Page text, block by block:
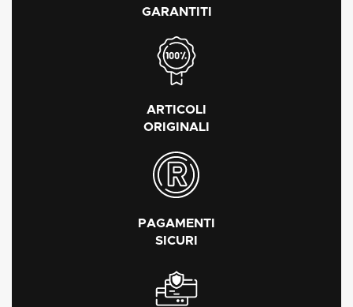
GARANTITI
ARTICOLI
ORIGINALI
PAGAMENTI
SICURI